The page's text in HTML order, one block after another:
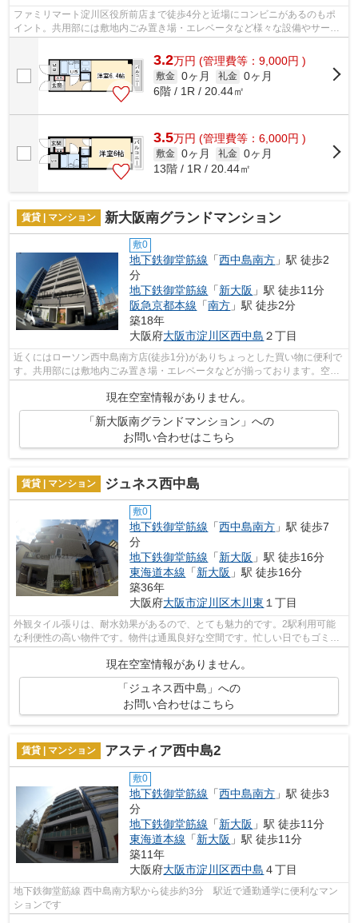
ファミリマート淀川区役所前店まで徒歩4分と近場にコンビニがあるのもポ
イント。共用部には敷地内ごみ置き場・エレベータなど様々な設備やサービ
スが揃っているので便利です。よくお出...
3.2万円 (管理費等：9,000円 )
敷金 0ヶ月 礼金 0ヶ月
6階 / 1R / 20.44㎡
3.5万円 (管理費等：6,000円 )
敷金 0ヶ月 礼金 0ヶ月
13階 / 1R / 20.44㎡
賃貸 | マンション 新大阪南グランドマンション
敷0
地下鉄御堂筋線 「西中島南方 」駅 徒歩2
分
地下鉄御堂筋線 「新大阪 」駅 徒歩11分
阪急京都本線 「南方 」駅 徒歩2分
築18年
大阪府大阪市淀川区西中島 ２丁目
近くにはローソン西中島南方店(徒歩1分)がありちょっとした買い物に便利で
す。共用部には敷地内ごみ置き場・エレベータなどが揃っております。空気
現在空室情報がありません。
「新大阪南グランドマンション」への
お問い合わせはこちら
賃貸 | マンション ジュネス西中島
敷0
地下鉄御堂筋線 「西中島南方 」駅 徒歩7
分
地下鉄御堂筋線 「新大阪 」駅 徒歩16分
東海道本線 「新大阪 」駅 徒歩16分
築36年
大阪府大阪市淀川区木川東 １丁目
外観タイル張りは、耐水効果があるので、とても魅力的です。2駅利用可能
な利便性の高い物件です。物件は通風良好な空間です。忙しい日でもゴミ出
現在空室情報がありません。
「ジュネス西中島」への
お問い合わせはこちら
賃貸 | マンション アスティア西中島2
敷0
地下鉄御堂筋線 「西中島南方 」駅 徒歩3
分
地下鉄御堂筋線 「新大阪 」駅 徒歩11分
東海道本線 「新大阪 」駅 徒歩11分
築11年
大阪府大阪市淀川区西中島 ４丁目
地下鉄御堂筋線 西中島南方駅から徒歩約3分 駅近で通勤通学に便利なマン
ションです